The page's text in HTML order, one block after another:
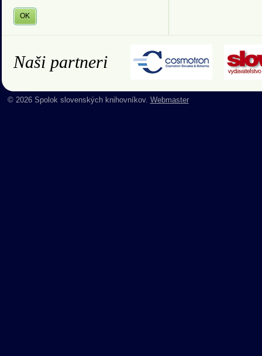
Naši partneri
© 2026 Spolok slovenských knihovníkov. Webmaster